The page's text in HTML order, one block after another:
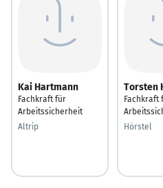
Kai Hartmann
Fachkraft für
Arbeitssicherheit
Altrip
Torsten
Fachkraft
Hörstel